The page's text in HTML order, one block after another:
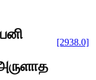
[2938.0]